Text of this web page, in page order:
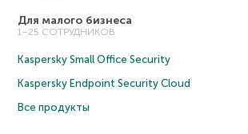
Для малого бизнеса
1–25 СОТРУДНИКОВ
Kaspersky Small Office Security
Kaspersky Endpoint Security Cloud
Все продукты